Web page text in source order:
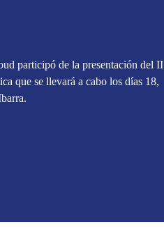
participó de la presentación del II
que se llevará a cabo los días 18,